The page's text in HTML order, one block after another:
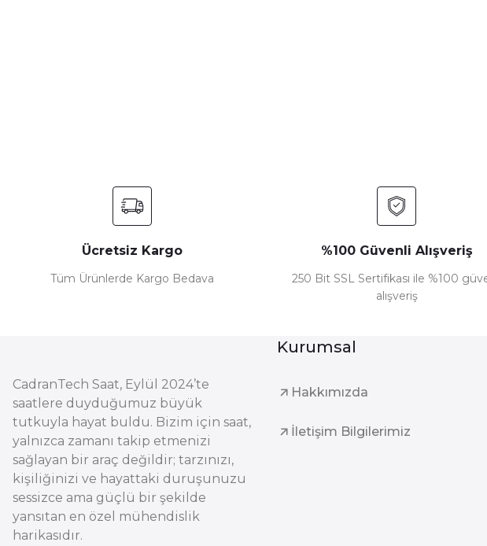
Ücretsiz Kargo
Tüm Ürünlerde Kargo Bedava
%100 Güvenli Alışveriş
250 Bit SSL Sertifikası ile %100
alışveriş
CadranTech Saat, Eylül 2024’te
saatlere duyduğumuz büyük
tutkuyla hayat buldu. Bizim için saat,
yalnızca zamanı takip etmenizi
sağlayan bir araç değildir; tarzınızı,
kişiliğinizi ve hayattaki duruşunuzu
sessizce ama güçlü bir şekilde
yansıtan en özel mühendislik
harikasıdır.
Kurumsal
Hakkımızda
İletişim Bilgilerimiz